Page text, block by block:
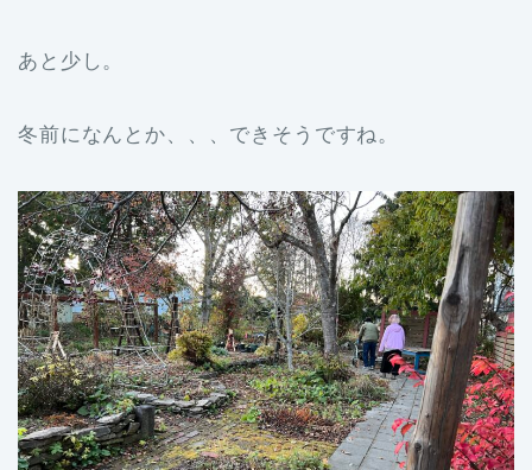
あと少し。
冬前になんとか、、、できそうですね。